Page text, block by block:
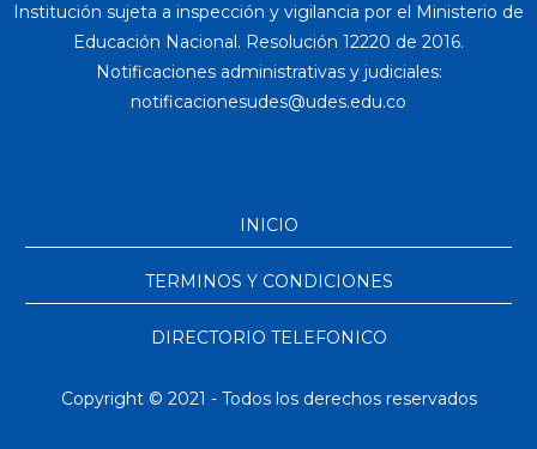
Institución sujeta a inspección y vigilancia por el Ministerio de
Educación Nacional. Resolución 12220 de 2016.
Notificaciones administrativas y judiciales:
INICIO
TERMINOS Y CONDICIONES
DIRECTORIO TELEFONICO
Copyright © 2021 - Todos los derechos reservados